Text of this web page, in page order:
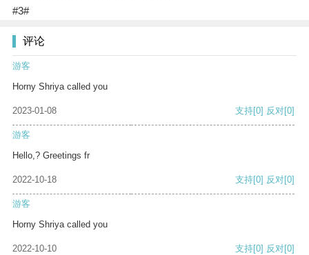
#3#
评论
游客
Horny Shriya called you
2023-01-08 支持[0] 反对[0]
游客
Hello,? Greetings fr
2022-10-18 支持[0] 反对[0]
游客
Horny Shriya called you
2022-10-10 支持[0] 反对[0]